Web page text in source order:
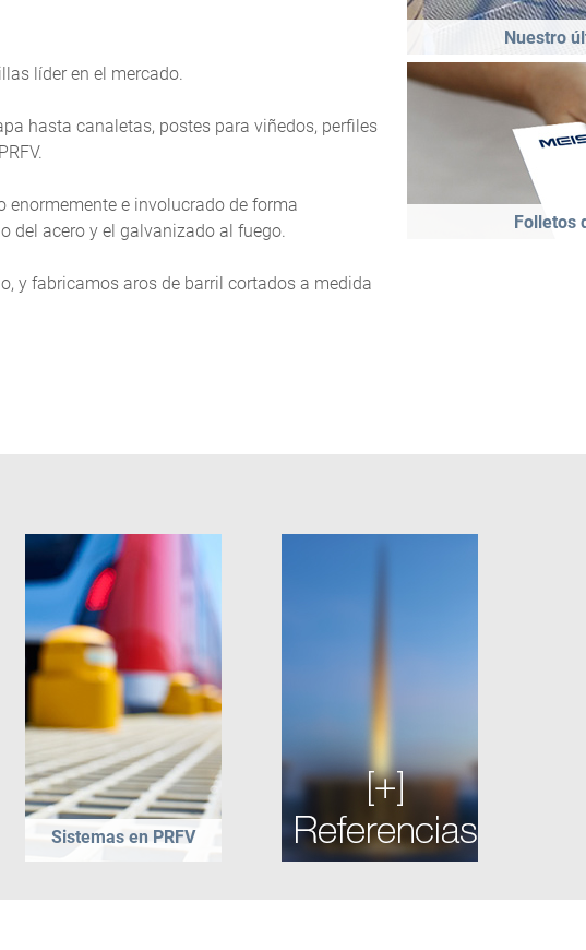
líder en el mercado.
hasta canaletas, postes para viñedos, perfiles
enormemente e involucrado de forma
del acero y el galvanizado al fuego.
y fabricamos aros de barril cortados a medida
Nuestro
Folletos
Sistemas en PRFV